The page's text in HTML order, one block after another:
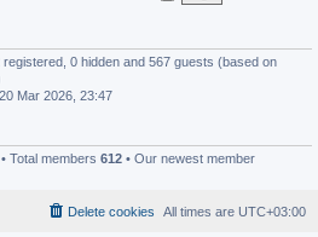
0 hidden and 567 guests (based on
Mar 2026, 23:47
• Total members 612 • Our newest member
All times are UTC+03:00
Delete cookies